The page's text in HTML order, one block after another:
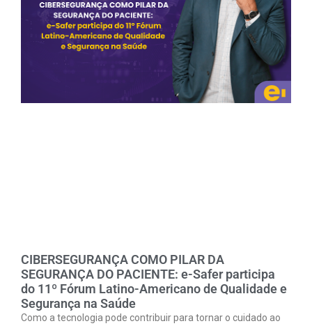
CIBERSEGURANÇA COMO PILAR DA
SEGURANÇA DO PACIENTE: e-Safer participa
do 11º Fórum Latino-Americano de Qualidade e
Segurança na Saúde
Como a tecnologia pode contribuir para tornar o cuidado ao